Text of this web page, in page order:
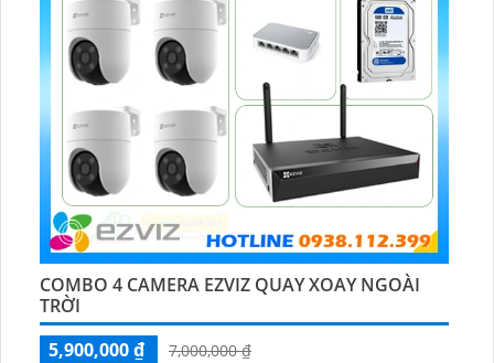
COMBO 4 CAMERA EZVIZ QUAY XOAY NGOÀI
TRỜI
5,900,000 ₫
7,000,000 ₫